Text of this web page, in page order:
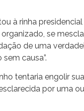
à rinha
se
de uma
causa”.
tentaria engolir
por uma